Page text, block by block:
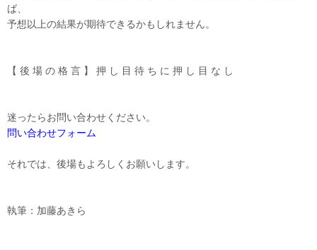
ば、
予想以上の結果が期待できるかもしれません。
【 後 場 の 格 言 】 押 し 目 待 ち に 押 し 目 な し
迷ったらお問い合わせください。
問い合わせフォーム
それでは、後場もよろしくお願いします。
執筆：加藤あきら